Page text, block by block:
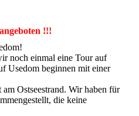
!!!
noch einmal eine Tour auf
Usedom beginnen mit einer
Ostseestrand. Wir haben für
die keine